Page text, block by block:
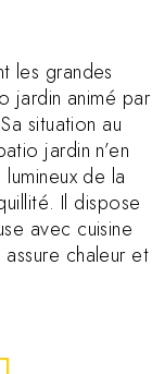
les grandes
jardin animé par
situation au
jardin n’en
de la
Il dispose
avec cuisine
chaleur et